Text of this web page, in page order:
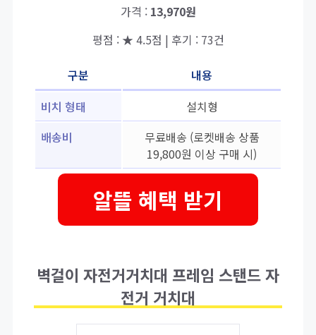
가격 : 13,970원
평점 : ★ 4.5점 | 후기 : 73건
구분
내용
비치 형태
설치형
배송비
무료배송 (로켓배송 상품
19,800원 이상 구매 시)
알뜰 혜택 받기
벽걸이 자전거거치대 프레임 스탠드 자
전거 거치대